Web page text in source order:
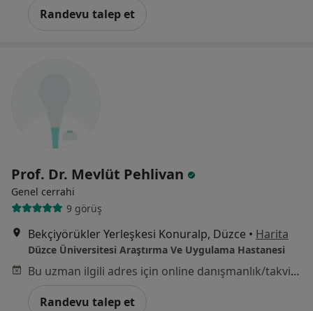
Randevu talep et
Prof. Dr. Mevlüt Pehlivan
Genel cerrahi
9 görüş
Bekçiyörükler Yerleşkesi Konuralp, Düzce • Harita
Düzce Üniversitesi Araştırma Ve Uygulama Hastanesi
Bu uzman ilgili adres için online danışmanlık/takvim sunmuyor.
Randevu talep et